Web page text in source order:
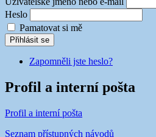
Heslo
Pamatovat si mě
Přihlásit se
Zapomněli jste heslo?
Profil a interní pošta
Profil a interní pošta
Seznam přístupných návodů